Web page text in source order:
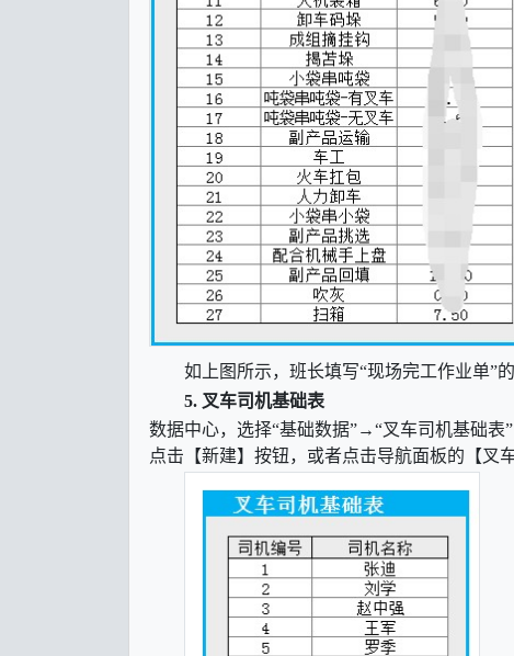
如上图所示，班长填写“现场完工作业单”
5. 叉车司机基础表
数据中心，选择“基础数据”→“叉车司机基础表
点击【新建】按钮，或者点击导航面板的【叉